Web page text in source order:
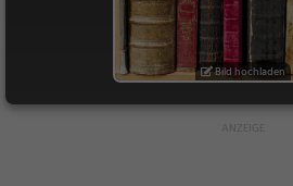
Bild hochladen